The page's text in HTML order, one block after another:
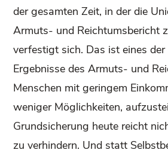
der gesamten Zeit, in der die
Armuts- und Reichtumsbericht
verfestigt sich. Das ist eines der
Ergebnisse des Armuts- und
Menschen mit geringem
weniger Möglichkeiten,
Grundsicherung heute reicht
zu verhindern. Und statt